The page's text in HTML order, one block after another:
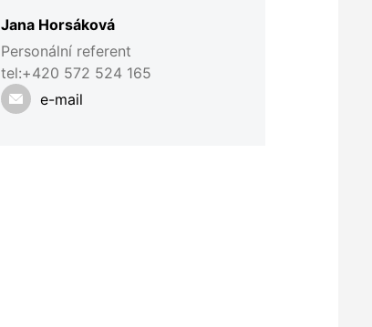
Jana Horsáková
Personální referent
tel:+420 572 524 165
e-mail